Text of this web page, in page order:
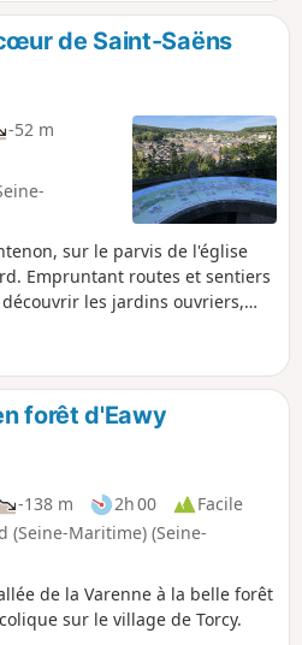
de Saint-Saëns
-52 m
sur le parvis de l'église
Empruntant routes et sentiers
les jardins ouvriers,
Varenne et découvrir les
forêt d'Eawy
-138 m 2h 00
Facile
(Seine-Maritime) (Seine-
de la Varenne à la belle forêt
sur le village de Torcy.